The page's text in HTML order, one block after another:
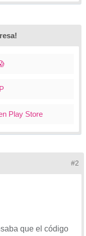
Play Store
#2
que el código